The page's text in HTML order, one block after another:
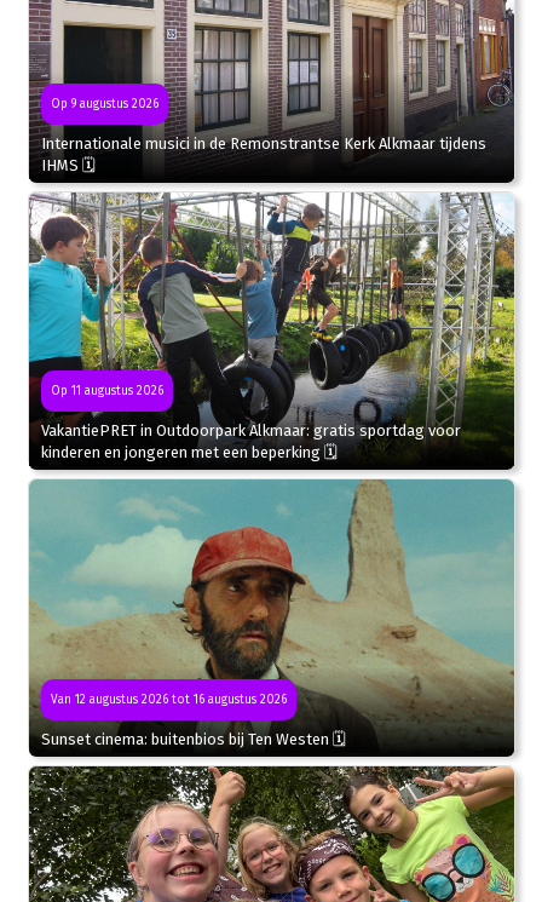
Op 9 augustus 2026
Internationale musici in de Remonstrantse Kerk Alkmaar tijdens
IHMS 🗓
Op 11 augustus 2026
VakantiePRET in Outdoorpark Alkmaar: gratis sportdag voor
kinderen en jongeren met een beperking 🗓
Van 12 augustus 2026 tot 16 augustus 2026
Sunset cinema: buitenbios bij Ten Westen 🗓